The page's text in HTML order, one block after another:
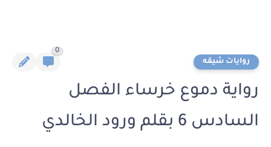
روايات شيقه
0
رواية دموع خرساء الفصل
السادس 6 بقلم ورود الخالدي